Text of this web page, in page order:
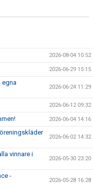
2026-08-04 10:52
2026-06-29 15:15
egna
2026-06-24 11:29
2026-06-12 09:32
2026-06-04 14:16
2026-06-02 14:32
vinnare i
2026-05-30 23:20
-
2026-05-28 16:28